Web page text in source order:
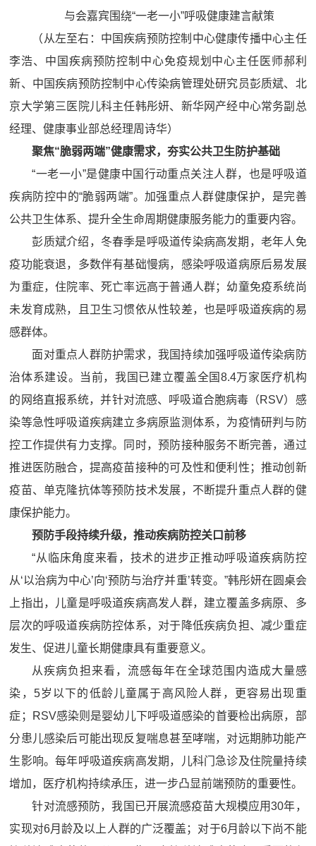
与会嘉宾围绕“一老一小”呼吸健康建言献策
（从左至右：中国疾病预防控制中心健康传播中心主任
李浩、中国疾病预防控制中心免疫规划中心主任医师郝利
新、中国疾病预防控制中心传染病管理处研究员彭质斌、北
京大学第三医院儿科主任韩彤妍、新华网产经中心常务副总
经理、健康事业部总经理周诗华）
聚焦“脆弱两端”健康需求，夯实公共卫生防护基础
“一老一小”是健康中国行动重点关注人群，也是呼吸道
疾病防控中的“脆弱两端”。加强重点人群健康保护，是完善
公共卫生体系、提升全生命周期健康服务能力的重要内容。
彭质斌介绍，冬春季是呼吸道传染病高发期，老年人免
疫功能衰退，多数伴有基础慢病，感染呼吸道病原后易发展
为重症，住院率、死亡率远高于普通人群；幼童免疫系统尚
未发育成熟，且卫生习惯依从性较差，也是呼吸道疾病的易
感群体。
面对重点人群防护需求，我国持续加强呼吸道传染病防
治体系建设。当前，我国已建立覆盖全国8.4万家医疗机构
的网络直报系统，并针对流感、呼吸道合胞病毒（RSV）感
染等急性呼吸道疾病建立多病原监测体系，为疫情研判与防
控工作提供有力支撑。同时，预防接种服务不断完善，通过
推进医防融合，提高疫苗接种的可及性和便利性；推动创新
疫苗、单克隆抗体等预防技术发展，不断提升重点人群的健
康保护能力。
预防手段持续升级，推动疾病防控关口前移
“从临床角度来看，技术的进步正推动呼吸道疾病防控
从‘以治病为中心’向‘预防与治疗并重’转变。”韩彤妍在圆桌会
上指出，儿童是呼吸道疾病高发人群，建立覆盖多病原、多
层次的呼吸道疾病防控体系，对于降低疾病负担、减少重症
发生、促进儿童长期健康具有重要意义。
从疾病负担来看，流感每年在全球范围内造成大量感
染，5岁以下的低龄儿童属于高风险人群，更容易出现重
症；RSV感染则是婴幼儿下呼吸道感染的首要检出病原，部
分患儿感染后可能出现反复喘息甚至哮喘，对远期肺功能产
生影响。每年呼吸道疾病高发期，儿科门急诊及住院量持续
增加，医疗机构持续承压，进一步凸显前端预防的重要性。
针对流感预防，我国已开展流感疫苗大规模应用30年，
实现对6月龄及以上人群的广泛覆盖；对于6月龄以下尚不能